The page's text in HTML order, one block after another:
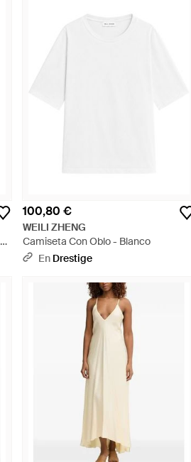
100,80 €
WEILI ZHENG
Camiseta Con Oblo - Blanco
En Drestige